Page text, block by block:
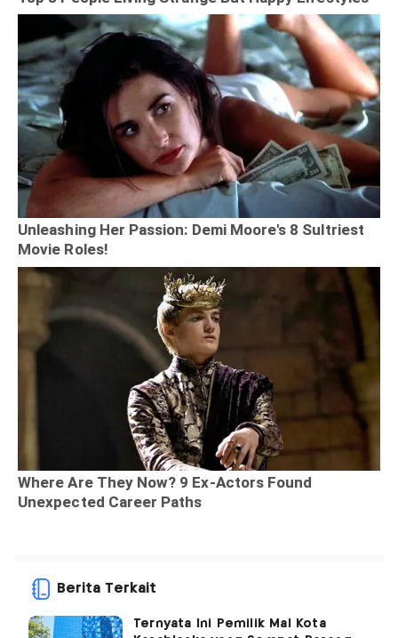
Berita Terkait
Ternyata Ini Pemilik Mal Kota